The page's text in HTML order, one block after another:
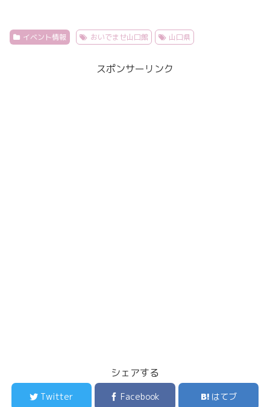
イベント情報 おいでませ山口館 山口県
スポンサーリンク
シェアする
Twitter Facebook はてブ